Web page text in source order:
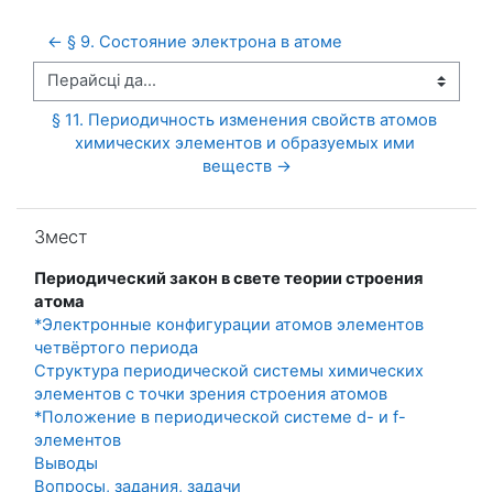
← § 9. Состояние электрона в атоме
Перайсці да...
§ 11. Периодичность изменения свойств атомов
химических элементов и образуемых ими
веществ →
Змест
Периодический закон в свете теории строения
атома
*Электронные конфигурации атомов элементов
четвёртого периода
Структура периодической системы химических
элементов с точки зрения строения атомов
*Положение в периодической системе d- и f-
элементов
Выводы
Вопросы, задания, задачи